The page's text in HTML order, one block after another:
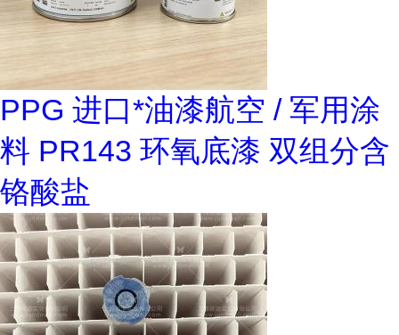
PPG 进口*油漆航空 / 军用涂
料 PR143 环氧底漆 双组分含
铬酸盐